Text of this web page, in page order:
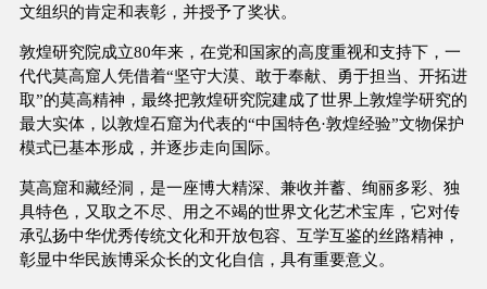
文组织的肯定和表彰，并授予了奖状。
敦煌研究院成立80年来，在党和国家的高度重视和支持下，一
代代莫高窟人凭借着“坚守大漠、敢于奉献、勇于担当、开拓进
取”的莫高精神，最终把敦煌研究院建成了世界上敦煌学研究的
最大实体，以敦煌石窟为代表的“中国特色·敦煌经验”文物保护
模式已基本形成，并逐步走向国际。
莫高窟和藏经洞，是一座博大精深、兼收并蓄、绚丽多彩、独
具特色，又取之不尽、用之不竭的世界文化艺术宝库，它对传
承弘扬中华优秀传统文化和开放包容、互学互鉴的丝路精神，
彰显中华民族博采众长的文化自信，具有重要意义。